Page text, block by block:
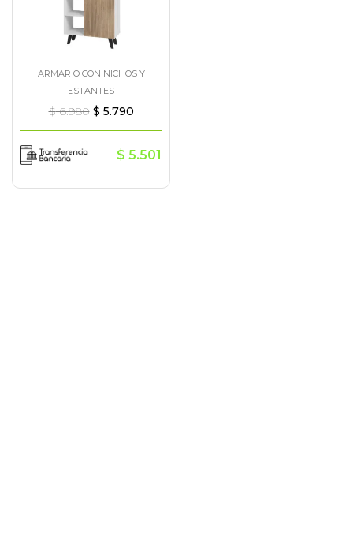
ARMARIO CON NICHOS Y
ESTANTES
$6.980 $ 5.790
$ 5.501